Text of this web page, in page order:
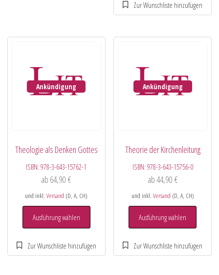
Ankündigung
Theologie als Denken Gottes
ISBN:978-3-643-15762-1
ab 64,90€
und inkl.Versand (D, A, CH)
Ausführung wählen
Ankündigung
Theorie der Kirchenleitung
ISBN: 978-3-643-15756-0
ab44,90 €
und inkl. Versand (D, A, CH)
Ausführung wählen